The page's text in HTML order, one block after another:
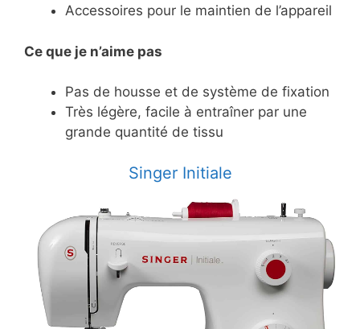
Accessoires pour le maintien de l’appareil
Ce que je n’aime pas
Pas de housse et de système de fixation
Très légère, facile à entraîner par une
grande quantité de tissu
​Singer Initiale